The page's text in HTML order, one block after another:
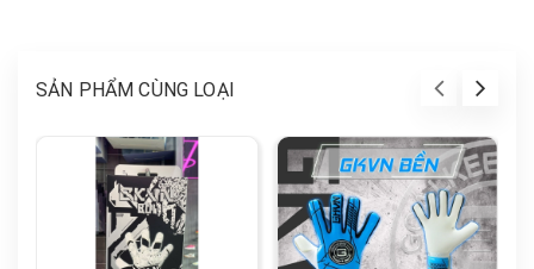
SẢN PHẨM CÙNG LOẠI